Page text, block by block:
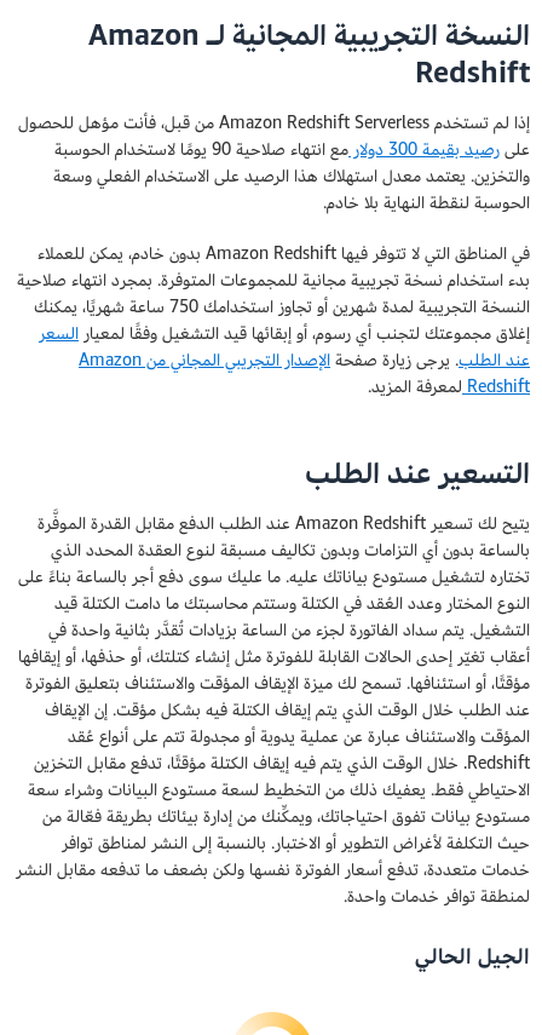
النسخة التجريبية المجانية لـ Amazon
Redshift
إذا لم تستخدم Amazon Redshift Serverless من قبل، فأنت مؤهل للحصول
علىرصيد بقيمة 300 دولار
مع انتهاء صلاحية 90 يومًا لاستخدام الحوسبة
والتخزين. يعتمد معدل استهلاك هذا الرصيد على الاستخدام الفعلي وسعة
الحوسبة لنقطة النهاية بلا خادم.
في المناطق التي لا تتوفر فيها Amazon Redshift بدون خادم، يمكن للعملاء
بدء استخدام نسخة تجريبية مجانية للمجموعات المتوفرة. بمجرد انتهاء صلاحية
النسخة التجريبية لمدة شهرين أو تجاوز استخدامك 750 ساعة شهريًا، يمكنك
إغلاق مجموعتك لتجنب أي رسوم، أو إبقائها قيد التشغيل وفقًا لمعيار السعر
عند الطلب. يرجى زيارة صفحة
الإصدار التجريبي المجاني من Amazon
Redshift لمعرفة المزيد.
التسعير عند الطلب
يتيح لك تسعير Amazon Redshift عند الطلب الدفع مقابل القدرة الموفَّرة
بالساعة بدون أي التزامات وبدون تكاليف مسبقة لنوع العقدة المحدد الذي
تختاره لتشغيل مستودع بياناتك عليه. ما عليك سوى دفع أجر بالساعة بناءً على
النوع المختار وعدد العُقد في الكتلة وستتم محاسبتك ما دامت الكتلة قيد
التشغيل. يتم سداد الفاتورة لجزء من الساعة بزيادات تُقدَّر بثانية واحدة في
أعقاب تغيّر إحدى الحالات القابلة للفوترة مثل إنشاء كتلتك، أو حذفها، أو إيقافها
مؤقتًا، أو استئنافها. تسمح لك ميزة الإيقاف المؤقت والاستئناف بتعليق الفوترة
عند الطلب خلال الوقت الذي يتم إيقاف الكتلة فيه بشكل مؤقت. إن الإيقاف
المؤقت والاستئناف عبارة عن عملية يدوية أو مجدولة تتم على أنواع عُقد
Redshift. خلال الوقت الذي يتم فيه إيقاف الكتلة مؤقتًا، تدفع مقابل التخزين
الاحتياطي فقط. يعفيك ذلك من التخطيط لسعة مستودع البيانات وشراء سعة
مستودع بيانات تفوق احتياجاتك، ويمكِّنك من إدارة بيئاتك بطريقة فعّالة من
حيث التكلفة لأغراض التطوير أو الاختبار. بالنسبة إلى النشر لمناطق توافر
خدمات متعددة، تدفع أسعار الفوترة نفسها ولكن بضعف ما تدفعه مقابل النشر
لمنطقة توافر خدمات واحدة.
الجيل الحالي